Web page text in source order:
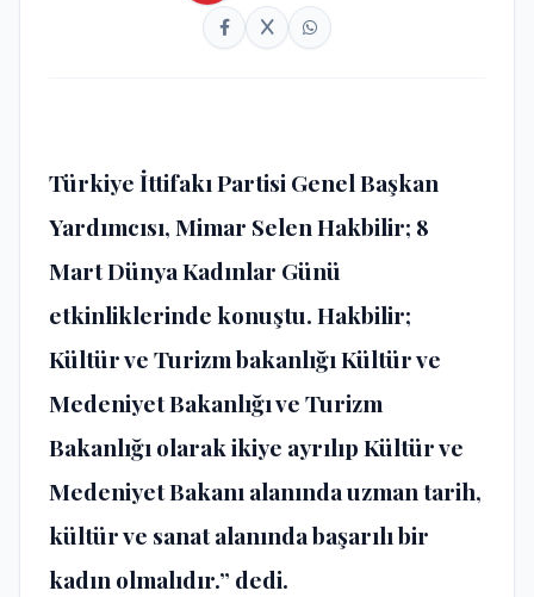
Türkiye İttifakı Partisi Genel Başkan
Yardımcısı, Mimar Selen Hakbilir; 8
Mart Dünya Kadınlar Günü
etkinliklerinde konuştu. Hakbilir;
Kültür ve Turizm bakanlığı Kültür ve
Medeniyet Bakanlığı ve Turizm
Bakanlığı olarak ikiye ayrılıp Kültür ve
Medeniyet Bakanı alanında uzman tarih,
kültür ve sanat alanında başarılı bir
kadın olmalıdır.” dedi.